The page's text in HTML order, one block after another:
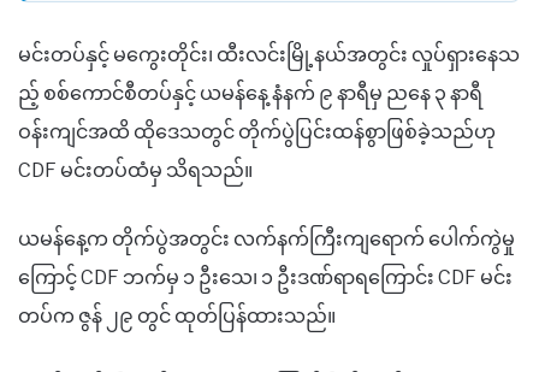
မင်းတပ်နှင့် မကွေးတိုင်း၊ ထီးလင်းမြို့နယ်အတွင်း လှုပ်ရှားနေသ
ည့် စစ်ကောင်စီတပ်နှင့် ယမန်နေ့ နံနက် ၉ နာရီမှ ညနေ ၃ နာရီ
ဝန်းကျင်အထိ ထိုဒေသတွင် တိုက်ပွဲပြင်းထန်စွာဖြစ်ခဲ့သည်ဟု
CDF မင်းတပ်ထံမှ သိရသည်။
ယမန်နေ့က တိုက်ပွဲအတွင်း လက်နက်ကြီးကျရောက် ပေါက်ကွဲမှု
ကြောင့် CDF ဘက်မှ ၁ ဦးသေ၊ ၁ ဦးဒဏ်ရာရကြောင်း CDF မင်း
တပ်က ဇွန် ၂၉ တွင် ထုတ်ပြန်ထားသည်။